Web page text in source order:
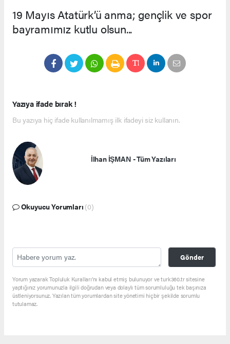
19 Mayıs Atatürk’ü anma; gençlik ve spor
bayramımız kutlu olsun...
Yazıya ifade bırak !
Bu yazıya hiç ifade kullanılmamış ilk ifadeyi siz kullanın.
İlhan İŞMAN - Tüm Yazıları
Okuyucu Yorumları (0)
Gönder
Yorum yazarak Topluluk Kuralları’nı kabul etmiş bulunuyor ve turk360.tr sitesine
yaptığınız yorumunuzla ilgili doğrudan veya dolaylı tüm sorumluluğu tek başınıza
üstleniyorsunuz. Yazılan tüm yorumlardan site yönetimi hiçbir şekilde sorumlu
tutulamaz.